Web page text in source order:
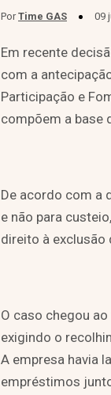
PorTime GAS 09
Em recente
com a
Participação e
compõem a base
De acordo com a
e não para
direito à exclusão
O caso chegou
exigindo o
A empresa havia
empréstimos